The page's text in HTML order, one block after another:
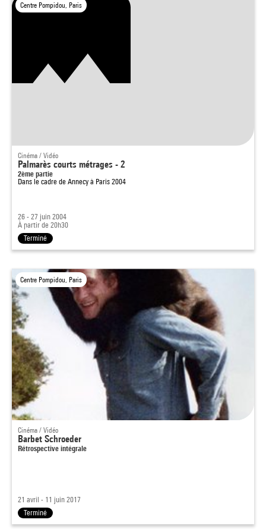
Centre Pompidou, Paris
Cinéma / Vidéo
Palmarès courts métrages - 2
2ème partie
Dans le cadre de Annecy à Paris 2004
26 - 27 juin 2004
À partir de 20h30
Terminé
Centre Pompidou, Paris
Cinéma / Vidéo
Barbet Schroeder
Rétrospective intégrale
21 avril - 11 juin 2017
Terminé